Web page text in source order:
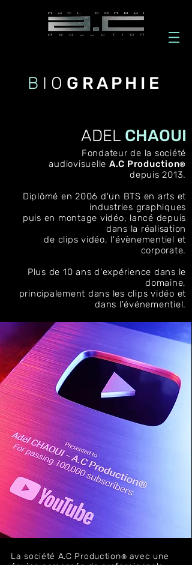
B I O G R A P H I E
ADEL CHAOUI
Fondateur de la société
audiovisuelle A.C Production®
depuis 2013.
Diplômé en 2006 d'un BTS en arts et
industries graphiques
puis en montage vidéo, lancé depuis
dans la réalisation
de clips vidéo, l'évènementiel et
corporate.
Plus de 10 ans d'expérience dans le
domaine,
principalement dans les clips vidéo et
dans l'événementiel.
La société A.C Production® avec une